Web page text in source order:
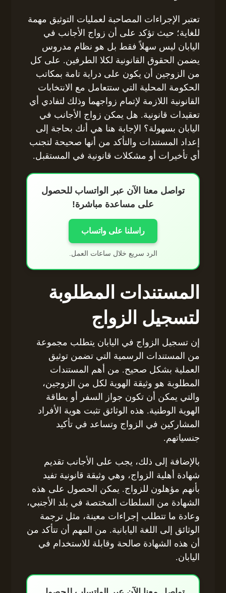
تعتبر الإجراءات المصاحبة لعمليات التوثيق مهمة
للغاية؛ حيث تؤكد على أن زواج الأجانب في
اليابان ليس سهلاً فقط بل هو نظام مدروس
يضمن الحقوق القانونية لكلا الطرفين. على كل
من الزوجين أن يكون على دراية تامة بمكاتب
الحكومة المحلية التي ستتعامل مع الانتخابات
القانونية اللازمة لإتمام زواجهما وذلك لتفادي أي
تعقيدات قانونية. هل يمكن زواج الأجانب في
اليابان بسهولة؟ الإجابة هنا هي أنك بحاجة إلى
إعداد المستندات والتأكد من أنها صحيحة لتجنب
أي تأخيرات أو مشكلات قانونية في المستقبل.
تواصل معنا الآن عبر الواتساب للحصول
على مساعدة مباشرة!
راسلنا على واتساب
الرد سريع خلال ساعات العمل.
المستندات المطلوبة
لتسجيل الزواج
إن تسجيل الزواج في اليابان يتطلب مجموعة
من المستندات الرسمية التي تضمن توثيق
العملية بشكل صحيح. من أهم المستندات
المطلوبة هو وثيقة الهوية لكل من الزوجين،
والتي يمكن أن تكون جواز السفر أو بطاقة
الهوية الوطنية. هذه الوثائق تثبت هوية الأفراد
المشاركين في الزواج وتساعد في تأكيد
جنسياتهم.
بالإضافة إلى ذلك، يجب على الأجانب تقديم
شهادة أهلية الزواج، وهي وثيقة قانونية تفيد
بأنهم مؤهلون للزواج. يمكن الحصول على هذه
الشهادة من السلطات المختصة في بلد الأجنبي،
وعادة ما تتطلب إجراءات معينة، مثل ترجمة
الوثائق إلى اللغة اليابانية. من المهم أن تتأكد من
أن هذه الشهادة صالحة وقابلة للاستخدام في
اليابان.